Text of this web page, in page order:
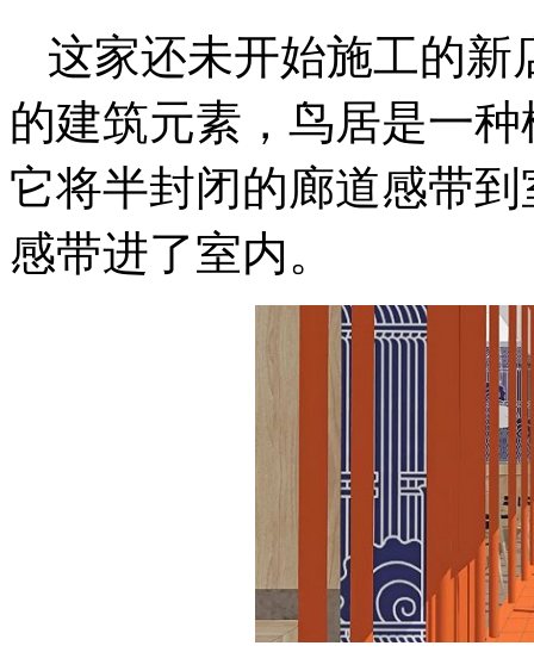
这家还未开始施工的新
的建筑元素，鸟居是一
它将半封闭的廊道感带
感带进了室内。